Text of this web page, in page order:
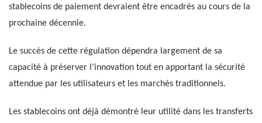
stablecoins de paiement devraient être encadrés au cours de la
prochaine décennie.
Le succès de cette régulation dépendra largement de sa
capacité à préserver l’innovation tout en apportant la sécurité
attendue par les utilisateurs et les marchés traditionnels.
Les stablecoins ont déjà démontré leur utilité dans les transferts